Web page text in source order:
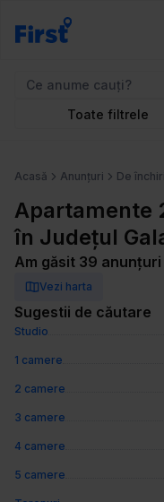
Toate filtrele
Acasă Anunțuri De
Apartamente
în Județul
Am găsit 39 anunțuri
Vezi harta
Sugestii de căutare
Studio
1 camere
2 camere
3 camere
4 camere
5 camere